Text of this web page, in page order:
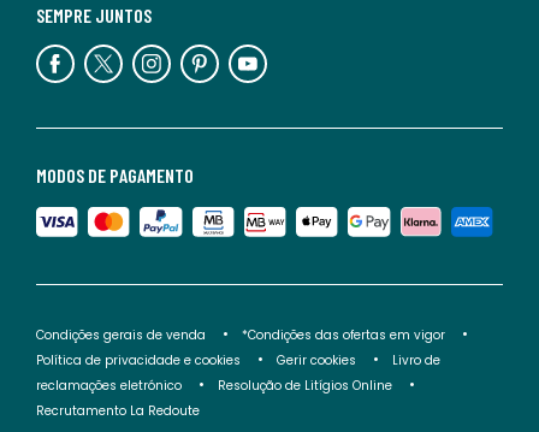
MODOS DE PAGAMENTO
SEMPRE JUNTOS
Condições gerais de venda
*Condições das ofertas em vigor
Política de privacidade e cookies
Gerir cookies
Livro de
reclamações eletrónico
Resolução de Litígios Online
Recrutamento La Redoute